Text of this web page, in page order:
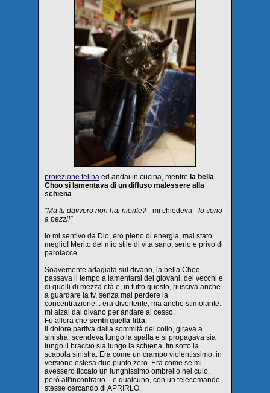
proiezione felina ed andai in cucina, mentre la bella
Choo si lamentava di un diffuso malessere alla
schiena
"Ma tu davvero non hai niente? - mi chiedeva - Io sono
a pezzi!"
Io mi sentivo da Dio, ero pieno di energia, mai stato
meglio! Merito del mio stile di vita sano, serio e privo di
parolacce.
Soavemente adagiata sul divano, la bella Choo
passava il tempo a lamentarsi dei giovani, dei vecchi e
di quelli di mezza età e, in tutto questo, riusciva anche
a guardare la tv, senza mai perdere la
concentrazione... era divertente, ma anche stimolante:
mi alzai dal divano per andare al cesso.
Fu allora che sentii quella fitta
Il dolore partiva dalla sommità del collo, girava a
sinistra, scendeva lungo la spalla e si propagava sia
lungo il braccio sia lungo la schiena, fin sotto la
scapola sinistra. Era come un crampo violentissimo, in
versione estesa due punto zero. Era come se mi
avessero ficcato un lunghissimo ombrello nel culo,
però all'incontrario... e qualcuno, con un telecomando,
stesse cercando di APRIRLO.